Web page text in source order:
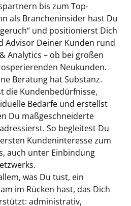
bis zum Top-
als Brancheninsider hast Du
und positionierst Dich
Advisor Deiner Kunden rund
Analytics – ob bei großen
Neukunden.
Beratung hat Substanz.
die Kundenbedürfnisse,
Bedarfe und erstellst
Du maßgeschneiderte
So begleitest Du
Kundeninteresse zum
auch unter Einbindung
was Du tust, ein
im Rücken hast, das Dich
administrativ,